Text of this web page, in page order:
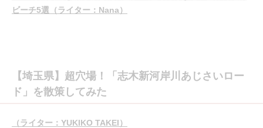
ビーチ5選（ライター：Nana）
【埼玉県】超穴場！「志木新河岸川あじさいロー
ド」を散策してみた
（ライター：YUKIKO TAKEI）